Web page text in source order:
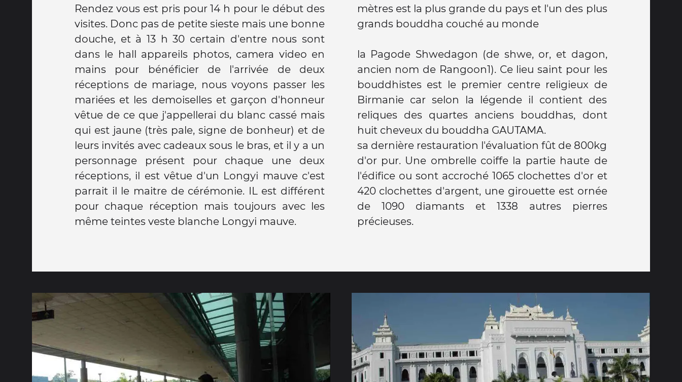
Rendez vous est pris pour 14 h pour le début des
visites. Donc pas de petite sieste mais une bonne
douche, et à 13 h 30 certain d'entre nous sont
dans le hall appareils photos, camera video en
mains pour bénéficier de l'arrivée de deux
réceptions de mariage, nous voyons passer les
mariées et les demoiselles et garçon d'honneur
vêtue de ce que j'appellerai du blanc cassé mais
qui est jaune (très pale, signe de bonheur) et de
leurs invités avec cadeaux sous le bras, et il y a un
personnage présent pour chaque une deux
réceptions, il est vêtue d'un Longyi mauve c'est
parrait il le maitre de cérémonie. IL est différent
pour chaque réception mais toujours avec les
même teintes veste blanche Longyi mauve.
mètres est la plus grande du pays et l'un des plus
grands bouddha couché au monde
la Pagode Shwedagon (de shwe, or, et dagon,
ancien nom de Rangoon1). Ce lieu saint pour les
bouddhistes est le premier centre religieux de
Birmanie car selon la légende il contient des
reliques des quartes anciens bouddhas, dont
huit cheveux du bouddha GAUTAMA.
sa dernière restauration l'évaluation fût de 800kg
d'or pur. Une ombrelle coiffe la partie haute de
l'édifice ou sont accroché 1065 clochettes d'or et
420 clochettes d'argent, une girouette est ornée
de 1090 diamants et 1338 autres pierres
précieuses.